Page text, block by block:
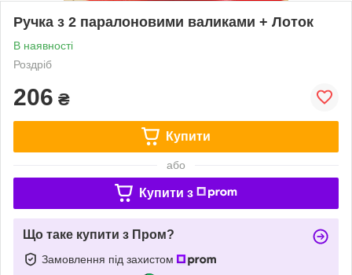
Ручка з 2 паралоновими валиками + Лоток
В наявності
Роздріб
206 ₴
Купити
або
Купити з
Що таке купити з Пром?
Замовлення під захистом